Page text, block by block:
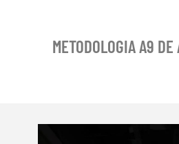
METODOLOGIA A9 DE